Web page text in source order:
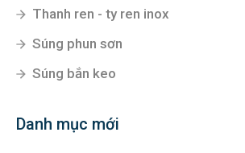
Thanh ren - ty ren inox
Súng phun sơn
Súng bắn keo
Danh mục mới